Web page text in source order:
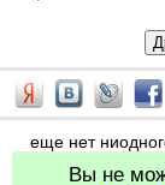
еще нет
Вы не